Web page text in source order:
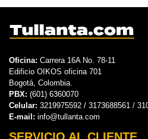
Oficina: Carrera 16A No. 78-11
Edificio OIKOS oficina 701
Bogotá, Colombia.
PBX: (601) 6360070
Celular: 3219975592 / 3173688561 /
E-mail: info@tullanta.com